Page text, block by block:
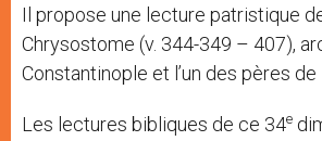
Il propose une lecture patristique
Chrysostome (v. 344-349 – 407),
Constantinople et l’un des pères de
Les lectures bibliques de ce 34e